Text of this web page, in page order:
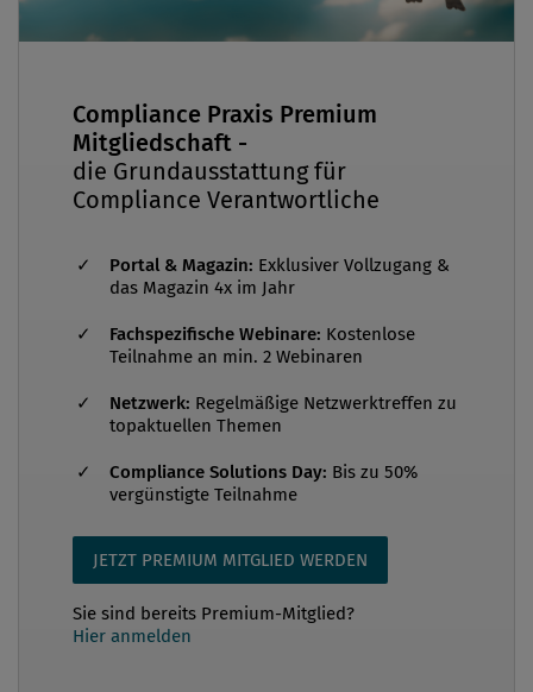
Compliance Praxis Premium
Mitgliedschaft -
die Grundausstattung für
Compliance Verantwortliche
Portal & Magazin: Exklusiver Vollzugang &
das Magazin 4x im Jahr
Fachspezifische Webinare: Kostenlose
Teilnahme an min. 2 Webinaren
Netzwerk: Regelmäßige Netzwerktreffen zu
topaktuellen Themen
Compliance Solutions Day: Bis zu 50%
vergünstigte Teilnahme
JETZT PREMIUM MITGLIED WERDEN
Sie sind bereits Premium-Mitglied?
Hier anmelden